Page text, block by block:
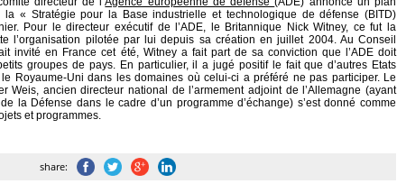
« Stratégie pour la Base industrielle et technologique de défense (BITD)
Pour le directeur exécutif de l’ADE, le Britannique Nick Witney, ce fut la
l’organisation pilotée par lui depuis sa création en juillet 2004. Au Conseil
invité en France cet été, Witney a fait part de sa conviction que l’ADE doit
groupes de pays. En particulier, il a jugé positif le fait que d’autres Etats
Royaume-Uni dans les domaines où celui-ci a préféré ne pas participer. Le
Weis, ancien directeur national de l’armement adjoint de l’Allemagne (ayant
la Défense dans le cadre d’un programme d’échange) s’est donné comme
et programmes.
share: